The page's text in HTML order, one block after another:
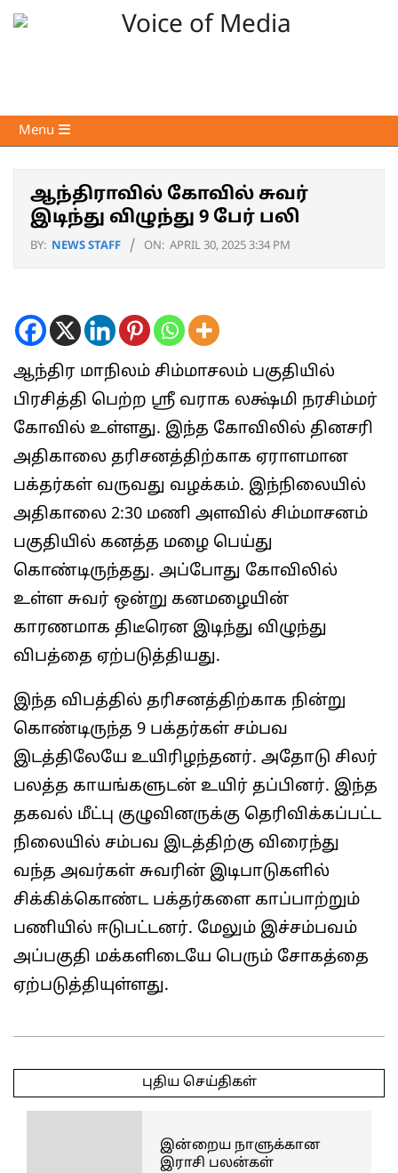
Skip
Voice
of
Primary
Navigation
Menu
ஆந்திராவில் கோவில் சுவர்
இடிந்து விழுந்து 9 பேர் பலி
BY: NEWS STAFF ON: APRIL 30, 2025 3:34 PM
ஆந்திர மாநிலம் சிம்மாசலம் பகுதியில்
பிரசித்தி பெற்ற ஸ்ரீ வராக லக்ஷ்மி நரசிம்மர்
கோவில் உள்ளது. இந்த கோவிலில் தினசரி
அதிகாலை தரிசனத்திற்காக ஏராளமான
பக்தர்கள் வருவது வழக்கம். இந்நிலையில்
அதிகாலை 2:30 மணி அளவில் சிம்மாசனம்
பகுதியில் கனத்த மழை பெய்து
கொண்டிருந்தது. அப்போது கோவிலில்
உள்ள சுவர் ஒன்று கனமழையின்
காரணமாக திடீரென இடிந்து விழுந்து
விபத்தை ஏற்படுத்தியது.
இந்த விபத்தில் தரிசனத்திற்காக நின்று
கொண்டிருந்த 9 பக்தர்கள் சம்பவ
இடத்திலேயே உயிரிழந்தனர். அதோடு சிலர்
பலத்த காயங்களுடன் உயிர் தப்பினர். இந்த
தகவல் மீட்பு குழுவினருக்கு தெரிவிக்கப்பட்ட
நிலையில் சம்பவ இடத்திற்கு விரைந்து
வந்த அவர்கள் சுவரின் இடிபாடுகளில்
சிக்கிக்கொண்ட பக்தர்களை காப்பாற்றும்
பணியில் ஈடுபட்டனர். மேலும் இச்சம்பவம்
அப்பகுதி மக்களிடையே பெரும் சோகத்தை
ஏற்படுத்தியுள்ளது.
04-
புதிய செய்திகள்
இன்றைய நாளுக்கான
இராசி பலன்கள்